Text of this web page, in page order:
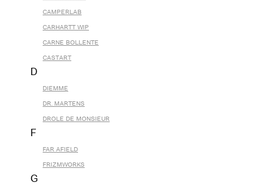
CAMPERLAB
CARHARTT WIP
CARNE BOLLENTE
CASTART
D
DIEMME
DR. MARTENS
DROLE DE MONSIEUR
F
FAR AFIELD
FRIZMWORKS
G